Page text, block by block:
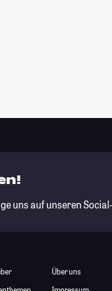
uns auf unseren
Über uns